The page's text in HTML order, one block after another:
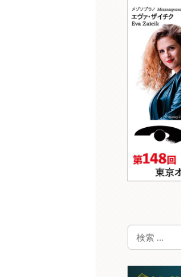
ぶらあぼブラ
検
索